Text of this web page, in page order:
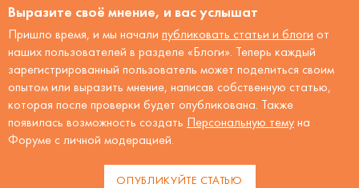
Выразите своё мнение, и вас услышат
Пришло время, и мы начали публиковать статьи и блоги от
наших пользователей в разделе «Блоги». Теперь каждый
зарегистрированный пользователь может поделиться своим
опытом или выразить мнение, написав собственную статью,
которая после проверки будет опубликована. Также
появилась возможность создать Персональную тему на
Форуме с личной модерацией.
ОПУБЛИКУЙТЕ СТАТЬЮ